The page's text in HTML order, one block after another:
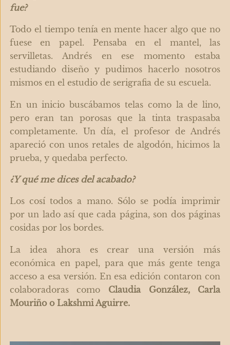
fue?
Todo el tiempo tenía en mente hacer algo que no
fuese en papel. Pensaba en el mantel, las
servilletas. Andrés en ese momento estaba
estudiando diseño y pudimos hacerlo nosotros
mismos en el estudio de serigrafia de su escuela.
En un inicio buscábamos telas como la de lino,
pero eran tan porosas que la tinta traspasaba
completamente. Un día, el profesor de Andrés
apareció con unos retales de algodón, hicimos la
prueba, y quedaba perfecto.
¿Y qué me dices del acabado?
Los cosí todos a mano. Sólo se podía imprimir
por un lado así que cada página, son dos páginas
cosidas por los bordes.
La idea ahora es crear una versión más
económica en papel, para que más gente tenga
acceso a esa versión. En esa edición contaron con
colaboradoras como Claudia González, Carla
Mouriño o Lakshmi Aguirre.